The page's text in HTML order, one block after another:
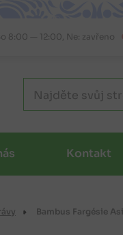
8:00 — 12:00, Ne: zavřeno
Kontakt
Bambus Fargésie